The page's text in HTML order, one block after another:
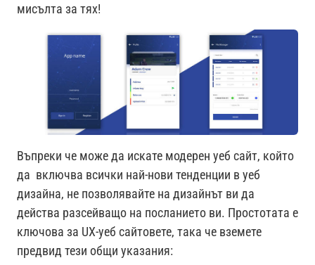
мисълта за тях!
Въпреки че може да искате модерен уеб сайт, който
да включва всички най-нови тенденции в уеб
дизайна, не позволявайте на дизайнът ви да
действа разсейващо на посланието ви. Простотата е
ключова за UX-уеб сайтовете, така че вземете
предвид тези общи указания: